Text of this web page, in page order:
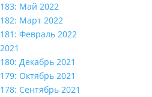
183: Май 2022
182: Март 2022
181: Февраль 2022
2021
180: Декабрь 2021
179: Октябрь 2021
178: Сентябрь 2021